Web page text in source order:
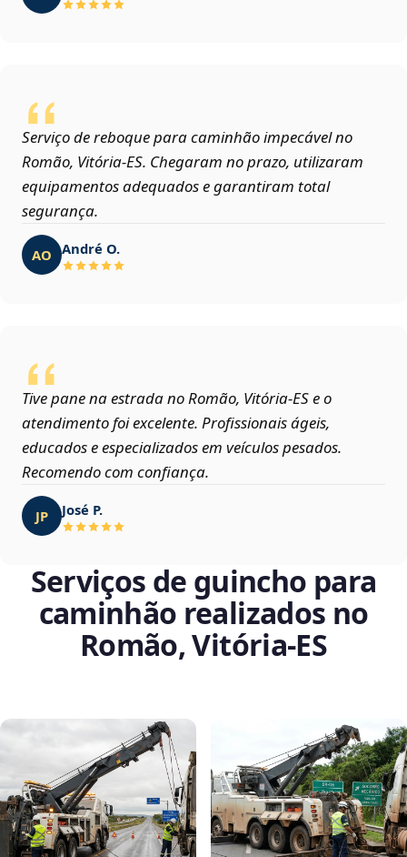
Serviço de reboque para caminhão impecável no
Romão, Vitória‑ES. Chegaram no prazo, utilizaram
equipamentos adequados e garantiram total
segurança.
AO André O.
Tive pane na estrada no Romão, Vitória‑ES e o
atendimento foi excelente. Profissionais ágeis,
educados e especializados em veículos pesados.
Recomendo com confiança.
JP José P.
Serviços de guincho para
caminhão realizados no
Romão, Vitória‑ES